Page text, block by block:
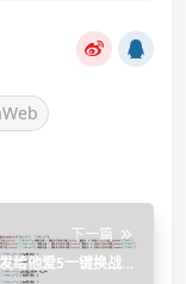
下一篇
给他爱5一键换战局